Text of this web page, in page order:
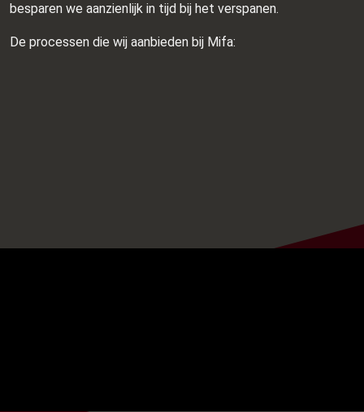
besparen we aanzienlijk in tijd bij het verspanen.
De processen die wij aanbieden bij Mifa: